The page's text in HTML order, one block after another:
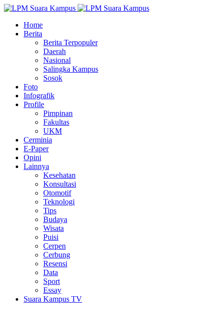
Home
Berita
Berita Terpopuler
Daerah
Nasional
Salingka Kampus
Sosok
Foto
Infografik
Profile
Pimpinan
Fakultas
UKM
Cerminia
E-Paper
Opini
Lainnya
Kesehatan
Konsultasi
Otomotif
Teknologi
Tips
Budaya
Wisata
Puisi
Cerpen
Cerbung
Resensi
Data
Sport
Essay
Suara Kampus TV